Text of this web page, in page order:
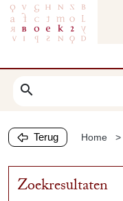
search
Terug Home
Zoekresultaten